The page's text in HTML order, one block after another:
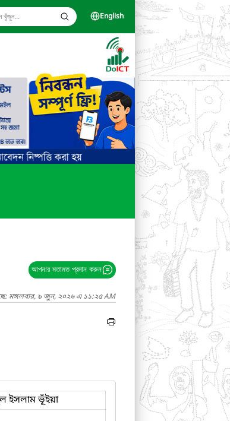
English
আপনার মতামত প্রদান করুন
মঙ্গলবার, ৯ জুন, ২০২৬ এ ১১:২৫ AM
ইসলাম ভূঁইয়া